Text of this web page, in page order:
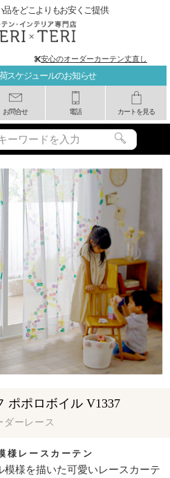
スケジュールのお知らせ
お問合せ 電話 カートを見る
をどこよりもお安くご提供
安心のオーダーカーテン丈直し
様レースカーテン
ダーレース
ポポロボイル V1337
模様を描いた可愛いレースカーテ